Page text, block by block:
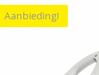
Aanbieding!